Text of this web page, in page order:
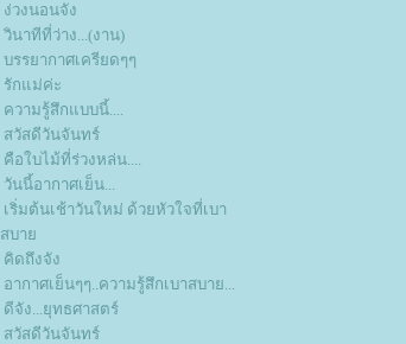
ง่วงนอนจัง
วินาทีที่ว่าง...(งาน)
บรรยากาศเครียดๆๆ
รักแม่ค่ะ
ความรู้สึกแบบนี้....
สวัสดีวันจันทร์
คือใบไม้ที่ร่วงหล่น....
วันนี้อากาศเย็น...
เริ่มต้นเช้าวันใหม่ ด้วยหัวใจที่เบา
สบา
คิดถึงจัง
อากาศเย็นๆๆ..ความรู้สึกเบาสบาย...
ดีจัง...ยุทธศาสตร์
สวัสดีวันจันทร์